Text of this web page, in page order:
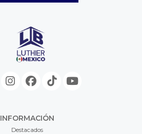
INFORMACIÓN
Destacados